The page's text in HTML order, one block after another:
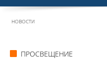
НОВОСТИ
ПРОСВЕЩЕНИЕ